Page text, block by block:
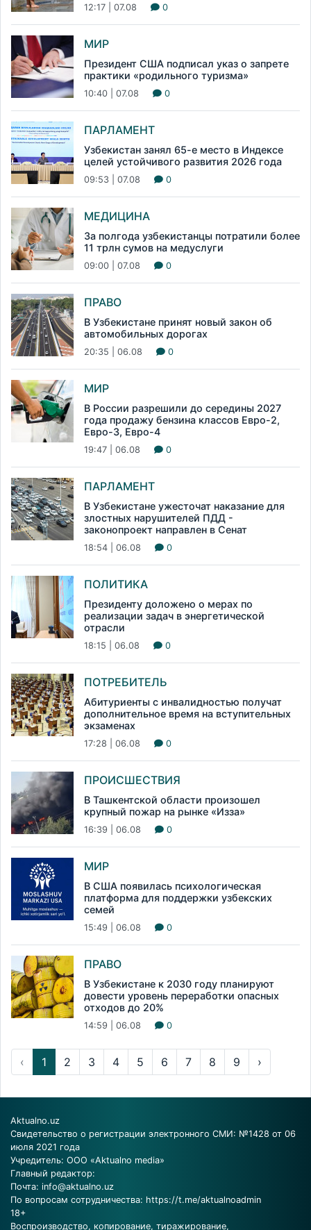
12:17 | 07.08 0
МИР
Президент США подписал указ о запрете
практики «родильного туризма»
10:40 | 07.08 0
ПАРЛАМЕНТ
Узбекистан занял 65-е место в Индексе
целей устойчивого развития 2026 года
09:53 | 07.08 0
МЕДИЦИНА
За полгода узбекистанцы потратили более
11 трлн сумов на медуслуги
09:00 | 07.08 0
ПРАВО
В Узбекистане принят новый закон об
автомобильных дорогах
20:35 | 06.08 0
МИР
В России разрешили до середины 2027
года продажу бензина классов Евро-2,
Евро-3, Евро-4
19:47 | 06.08 0
ПАРЛАМЕНТ
В Узбекистане ужесточат наказание для
злостных нарушителей ПДД -
законопроект направлен в Сенат
18:54 | 06.08 0
ПОЛИТИКА
Президенту доложено о мерах по
реализации задач в энергетической
отрасли
18:15 | 06.08 0
ПОТРЕБИТЕЛЬ
Абитуриенты с инвалидностью получат
дополнительное время на вступительных
экзаменах
17:28 | 06.08 0
ПРОИСШЕСТВИЯ
В Ташкентской области произошел
крупный пожар на рынке «Изза»
16:39 | 06.08 0
МИР
В США появилась психологическая
платформа для поддержки узбекских
семей
15:49 | 06.08 0
ПРАВО
В Узбекистане к 2030 году планируют
довести уровень переработки опасных
отходов до 20%
14:59 | 06.08 0
‹ 1 2 3 4 5 6 7 8 9 ›
Aktualno.uz
Свидетельство о регистрации электронного СМИ: №1428 от 06
июля 2021 года
Учредитель: ООО «Aktualno media»
Главный редактор:
Почта: info@aktualno.uz
По вопросам сотрудничества: https://t.me/aktualnoadmin
18+
Воспроизводство, копирование, тиражирование,